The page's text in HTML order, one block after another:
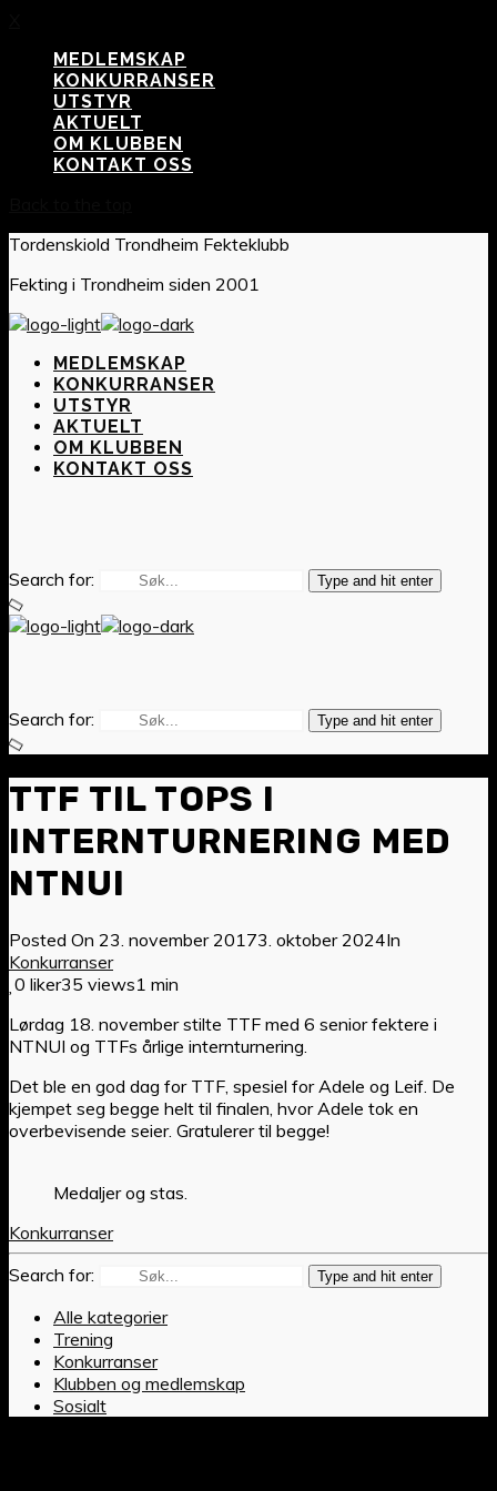
MEDLEMSKAP
KONKURRANSER
UTSTYR
AKTUELT
OM KLUBBEN
KONTAKT OSS
Tordenskiold Trondheim Fekteklubb
Fekting i Trondheim siden 2001
MEDLEMSKAP
KONKURRANSER
UTSTYR
AKTUELT
OM KLUBBEN
KONTAKT OSS
Search for: Type and hit enter
Search for: Type and hit enter
TTF TIL TOPS I
INTERNTURNERING MED
NTNUI
Posted On 23. november 20173. oktober 2024In
Konkurranser
0 liker35 views1 min
Lørdag 18. november stilte TTF med 6 senior fektere i
NTNUI og TTFs årlige internturnering.
Det ble en god dag for TTF, spesiel for Adele og Leif. De
kjempet seg begge helt til finalen, hvor Adele tok en
overbevisende seier. Gratulerer til begge!
Medaljer og stas.
Konkurranser
Search for:
Type and hit enter
Alle kategorier
Trening
Konkurranser
Klubben og medlemskap
Sosialt